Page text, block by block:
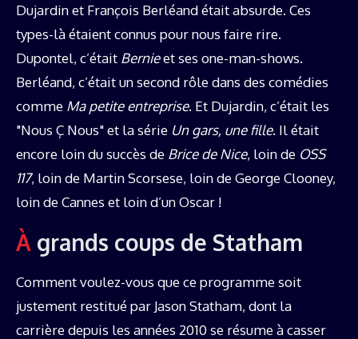
Dujardin et François Berléand était absurde. Ces
types-là étaient connus pour nous faire rire.
Dupontel, c’était Bernieet ses one-man-shows.
Berléand, c’était un second rôle dans des comédies
comme Ma petite entreprise. Et Dujardin, c’était les
"Nous Ç Nous" et la série Un gars, une fille. Il était
encore loin du succès de Brice de Nice, loin de OSS
117, loin de Martin Scorsese, loin de George Clooney,
loin de Cannes et loin d’un Oscar !
À grands coups de Statham
Comment voulez-vous que ce programme soit
justement restitué par Jason Statham, dont la
carrière depuis les années 2010 se résume à casser